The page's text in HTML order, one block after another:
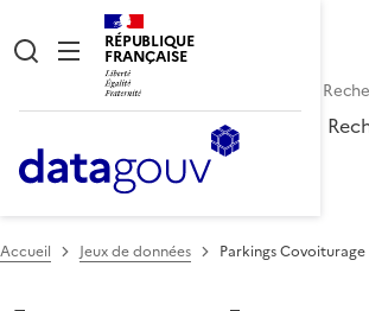
RÉPUBLIQUE
FRANÇAISE
Accueil Jeux de données Parkings Covoiturage